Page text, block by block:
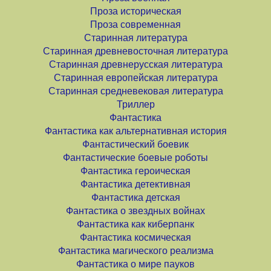
Проза историческая
Проза современная
Старинная литература
Старинная древневосточная литература
Старинная древнерусская литература
Старинная европейская литература
Старинная средневековая литература
Триллер
Фантастика
Фантастика как альтернативная история
Фантастический боевик
Фантастические боевые роботы
Фантастика героическая
Фантастика детективная
Фантастика детская
Фантастика о звездных войнах
Фантастика как киберпанк
Фантастика космическая
Фантастика магического реализма
Фантастика о мире пауков